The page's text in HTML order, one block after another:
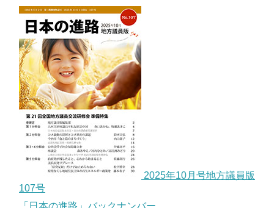
2025年10月号地方議員版
107号
「日本の進路」バックナンバー